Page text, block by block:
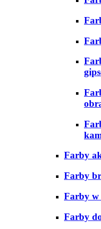
Farby
Farby
Farby w
Farby